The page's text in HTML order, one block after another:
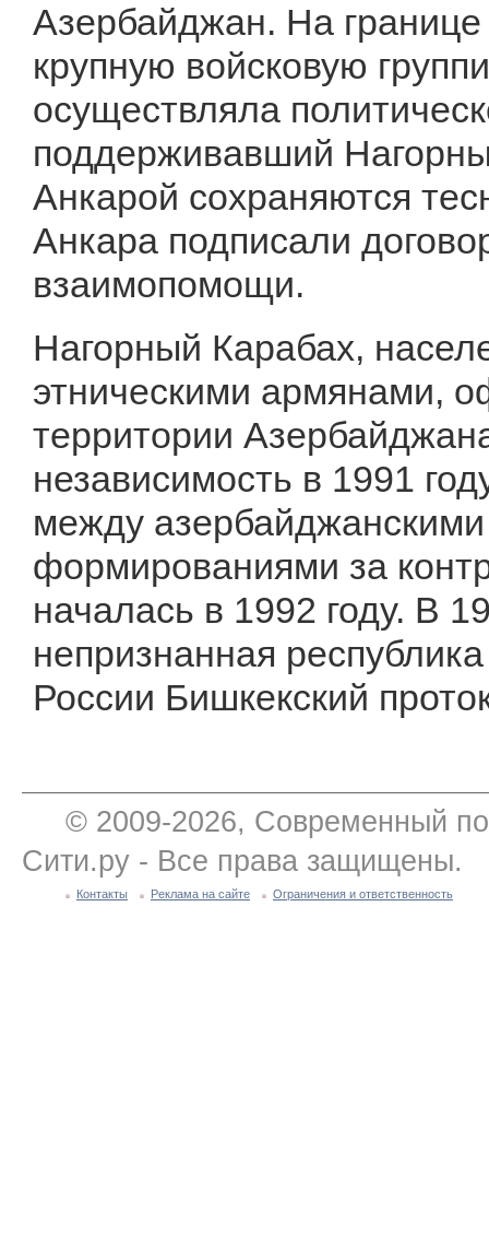
Азербайджан. На
крупную войсковую
осуществляла
поддерживавший
Анкарой сохраняются
Анкара подписали
взаимопомощи.
Нагорный Карабах,
этническими армянами,
территории
независимость в 1991
между
формированиями за
началась в 1992 году. В
непризнанная
России Бишкекский
© 2009-2026, Современный
Сити.ру - Все права защищены.
Контакты Реклама на сайте Ограничения и ответственность